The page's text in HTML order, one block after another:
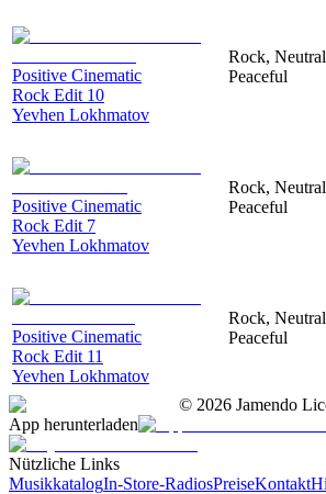
Positive Cinematic
Rock Edit 10
Yevhen Lokhmatov
Rock,
Peaceful
Positive Cinematic
Rock Edit 7
Yevhen Lokhmatov
Rock,
Peaceful
Positive Cinematic
Rock Edit 11
Yevhen Lokhmatov
Rock,
Peaceful
© 2026 Jamendo
App herunterladen
Nützliche Links
MusikkatalogIn-Store-RadiosPreiseKontakt